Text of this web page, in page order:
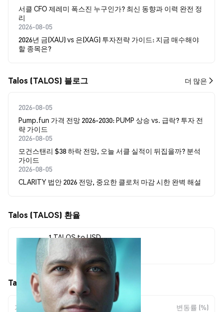
서클 CFO 제레미 폭스진 누구인가? 최신 동향과 이력 완전 정
리
2026-08-05
2026년 금(XAU) vs 은(XAG) 투자전략 가이드: 지금 매수해야
할 종목은?
Talos (TALOS) 블로그 더 많은
2026-08-05
Pump.fun 가격 전망 2026-2030: PUMP 상승 vs. 급락? 투자 전
략 가이드
2026-08-05
모건스탠리 $38 하락 전망, 오늘 서클 실적이 뒤집을까? 분석
가이드
2026-08-05
CLARITY 법안 2026 전망, 중요한 클로처 마감 시한 완벽 해설
Talos (TALOS) 환율
1 TALOS to USD
$0.00013322
Talos (TALOS) 가격 움직임
기간 변동 폭 변동률 (%)